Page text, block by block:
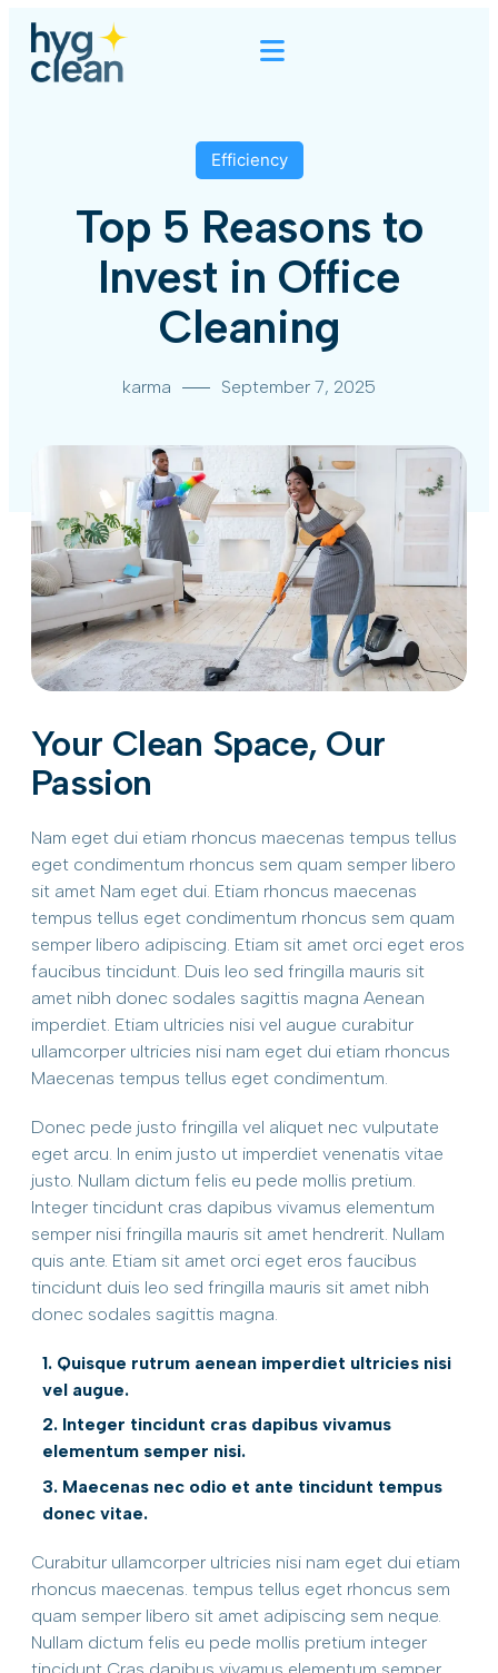
Efficiency
Top 5 Reasons to
Invest in Office
Cleaning
karma September 7, 2025
Your Clean Space, Our
Passion
Nam eget dui etiam rhoncus maecenas tempus tellus
eget condimentum rhoncus sem quam semper libero
sit amet Nam eget dui. Etiam rhoncus maecenas
tempus tellus eget condimentum rhoncus sem quam
semper libero adipiscing. Etiam sit amet orci eget eros
faucibus tincidunt. Duis leo sed fringilla mauris sit
amet nibh donec sodales sagittis magna Aenean
imperdiet. Etiam ultricies nisi vel augue curabitur
ullamcorper ultricies nisi nam eget dui etiam rhoncus
Maecenas tempus tellus eget condimentum.
Donec pede justo fringilla vel aliquet nec vulputate
eget arcu. In enim justo ut imperdiet venenatis vitae
justo. Nullam dictum felis eu pede mollis pretium.
Integer tincidunt cras dapibus vivamus elementum
semper nisi fringilla mauris sit amet hendrerit. Nullam
quis ante. Etiam sit amet orci eget eros faucibus
tincidunt duis leo sed fringilla mauris sit amet nibh
donec sodales sagittis magna.
1. Quisque rutrum aenean imperdiet ultricies nisi
vel augue.
2. Integer tincidunt cras dapibus vivamus
elementum semper nisi.
3. Maecenas nec odio et ante tincidunt tempus
donec vitae.
Curabitur ullamcorper ultricies nisi nam eget dui etiam
rhoncus maecenas. tempus tellus eget rhoncus sem
quam semper libero sit amet adipiscing sem neque.
Nullam dictum felis eu pede mollis pretium integer